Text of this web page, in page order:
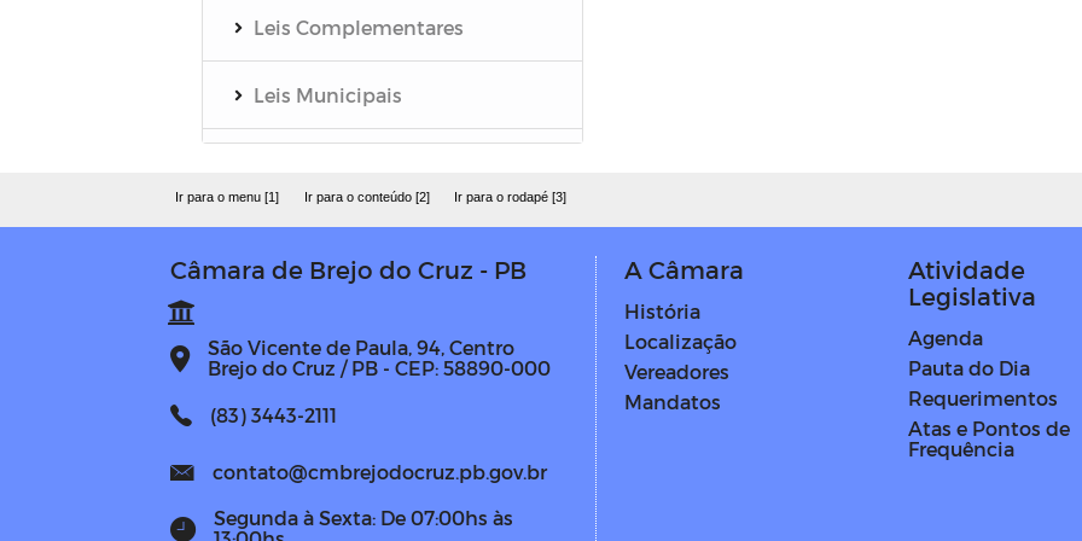
Leis Complementares
Leis Municipais
Plano de Cargos e Carreiras
Resolução
PLANO DE CARGOS,
CÂMARA MUNICIPAL
Ir para o menu [1] Ir para o conteúdo [2] Ir para o rodapé [3]
Câmara de Brejo do Cruz - PB
São Vicente de Paula, 94, Centro
Brejo do Cruz / PB - CEP: 58890-000
(83) 3443-2111
contato@cmbrejodocruz.pb.gov.br
Segunda à Sexta: De 07:00hs às
A Câmara
História
Localização
Vereadores
Mandatos
Atividade
Legislativa
Agenda
Pauta do Dia
Requerimentos
Atas e Pontos de
Frequência